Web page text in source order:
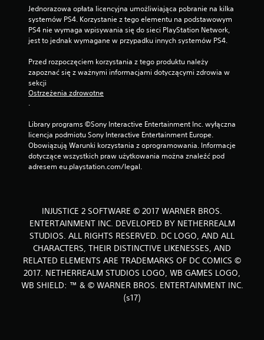
Jednorazowa opłata licencyjna umożliwiająca pobranie na kilka
systemów PS4. Korzystanie z tego elementu na podstawowym
PS4 nie wymaga wpisywania się do sieci PlayStation Network,
jest to jednak wymagane w przypadku innych systemów PS4.
Przed rozpoczęciem korzystania z tego produktu należy
zapoznać się z ważnymi informacjami dotyczącymi zdrowia w
sekcji
Ostrzeżenia zdrowotne
.
Library programs ©Sony Interactive Entertainment Inc. wyłączna
licencja podmiotu Sony Interactive Entertainment Europe.
Obowiązują Warunki korzystania z oprogramowania. Informacje
dotyczące wszystkich praw użytkowania można znaleźć pod
adresem eu.playstation.com/legal.
INJUSTICE 2 SOFTWARE © 2017 WARNER BROS.
ENTERTAINMENT INC. DEVELOPED BY NETHERREALM
STUDIOS. ALL RIGHTS RESERVED. DC LOGO, AND ALL
CHARACTERS, THEIR DISTINCTIVE LIKENESSES, AND
RELATED ELEMENTS ARE TRADEMARKS OF DC COMICS ©
2017. NETHERREALM STUDIOS LOGO, WB GAMES LOGO,
WB SHIELD: ™ & © WARNER BROS. ENTERTAINMENT INC.
(s17)